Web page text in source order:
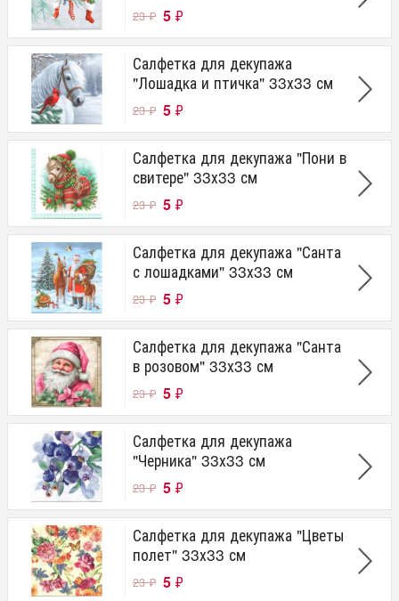
23₽ 5 ₽
Салфетка для декупажа
"Лошадка и птичка" 33х33 см
23₽ 5 ₽
Салфетка для декупажа "Пони в
свитере" 33х33 см
23₽ 5 ₽
Салфетка для декупажа "Санта
с лошадками" 33х33 см
23₽ 5 ₽
Салфетка для декупажа "Санта
в розовом" 33х33 см
23₽ 5 ₽
Салфетка для декупажа
"Черника" 33х33 см
23₽ 5 ₽
Салфетка для декупажа "Цветы
полет" 33х33 см
23₽ 5 ₽